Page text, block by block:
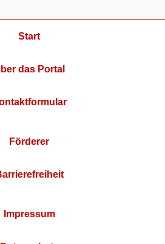
Start
das Portal
Förderer
Impressum